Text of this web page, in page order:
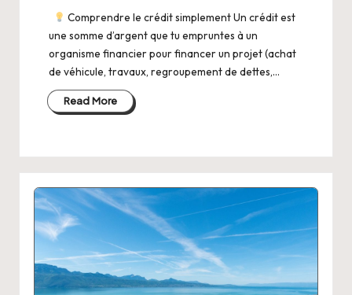
Comprendre le crédit simplement Un crédit est
une somme d’argent que tu empruntes à un
organisme financier pour financer un projet (achat
de véhicule, travaux, regroupement de dettes,…
Read More